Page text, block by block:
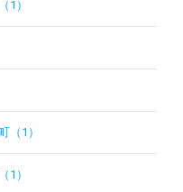
1）
（1）
1）